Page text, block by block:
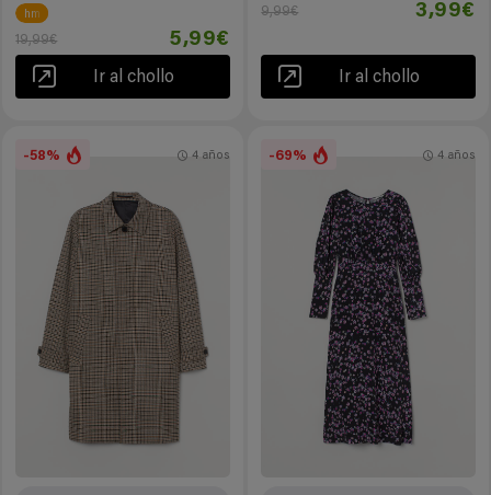
hm
19,99€ 5,99€
Ir al chollo
9,99€ 3,99€
Ir al chollo
-58% 4 años -69% 4 años